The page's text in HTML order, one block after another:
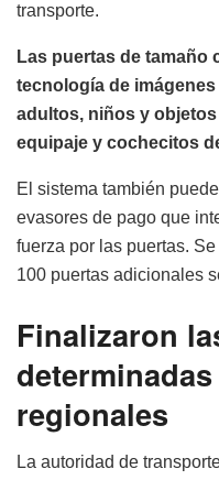
transporte.
Las puertas de tamaño
tecnología de
adultos, niños y
equipaje y cochecitos
El sistema también
evasores de pago que
fuerza por las puertas.
100 puertas adicionales
Finalizaron
regionales
La autoridad de